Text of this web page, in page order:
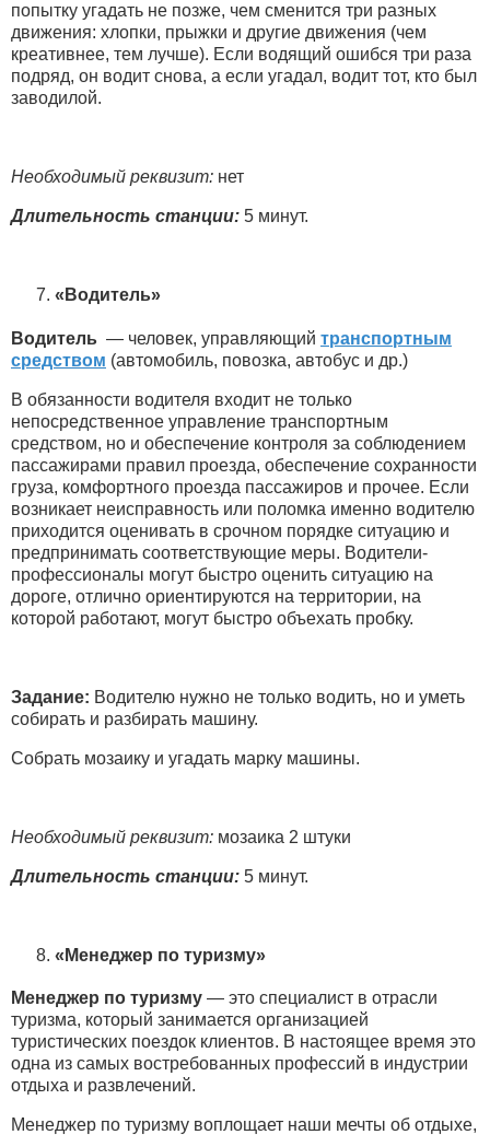
попытку угадать не позже, чем сменится три разных
движения: хлопки, прыжки и другие движения (чем
креативнее, тем лучше). Если водящий ошибся три раза
подряд, он водит снова, а если угадал, водит тот, кто был
заводилой.
Необходимый реквизит: нет
Длительность станции: 5 минут.
«Водитель»
Водитель — человек, управляющий транспортным
средством (автомобиль, повозка, автобус и др.)
В обязанности водителя входит не только
непосредственное управление транспортным
средством, но и обеспечение контроля за соблюдением
пассажирами правил проезда, обеспечение сохранности
груза, комфортного проезда пассажиров и прочее. Если
возникает неисправность или поломка именно водителю
приходится оценивать в срочном порядке ситуацию и
предпринимать соответствующие меры. Водители-
профессионалы могут быстро оценить ситуацию на
дороге, отлично ориентируются на территории, на
которой работают, могут быстро объехать пробку.
Задание: Водителю нужно не только водить, но и уметь
собирать и разбирать машину.
Собрать мозаику и угадать марку машины.
Необходимый реквизит: мозаика 2 штуки
Длительность станции: 5 минут.
«Менеджер по туризму»
Менеджер по туризму — это специалист в отрасли
туризма, который занимается организацией
туристических поездок клиентов. В настоящее время это
одна из самых востребованных профессий в индустрии
отдыха и развлечений.
Менеджер по туризму воплощает наши мечты об отдыхе,